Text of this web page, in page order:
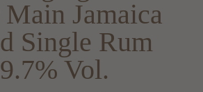
Jamaica
Single Rum
Vol.